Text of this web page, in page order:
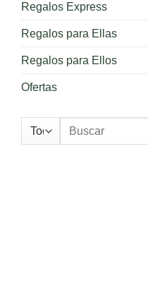
Regalos Express
Regalos para Ellas
Regalos para Ellos
Ofertas
Buscar